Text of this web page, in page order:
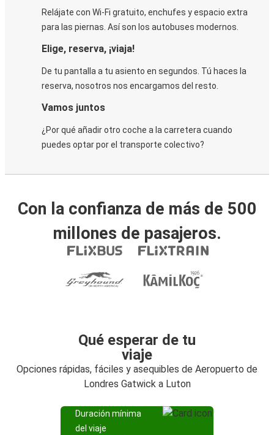
Relájate con Wi-Fi gratuito, enchufes y espacio extra
para las piernas. Así son los autobuses modernos.
Elige, reserva, ¡viaja!
De tu pantalla a tu asiento en segundos. Tú haces la
reserva, nosotros nos encargamos del resto.
Vamos juntos
¿Por qué añadir otro coche a la carretera cuando
puedes optar por el transporte colectivo?
Con la confianza de más de 500
millones de pasajeros.
Qué esperar de tu
viaje
Opciones rápidas, fáciles y asequibles de Aeropuerto de
Londres Gatwick a Luton
Duración mínima
del viaje